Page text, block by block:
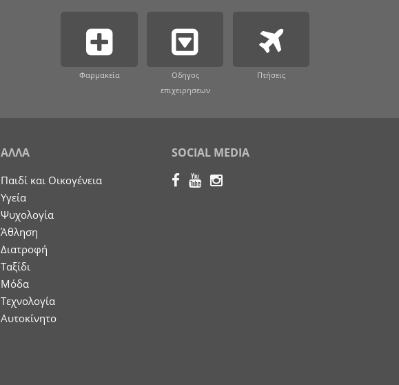
Φαρμακεία
Οδηγος
επιχειρησεων
Πτήσεις
ΑΛΛΑ
Παιδί και Οικογένεια
Υγεία
Ψυχολογία
Άθληση
Διατροφή
Ταξίδι
Μόδα
Τεχνολογία
Αυτοκίνητο
SOCIAL MEDIA